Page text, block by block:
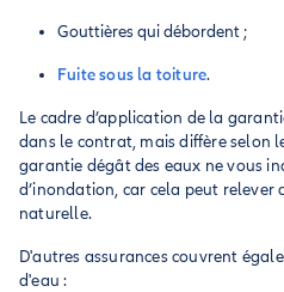
Gouttières qui débordent ;
Fuite sous la toiture.
Le cadre d’application de la
dans le contrat, mais diffère selon
garantie dégât des eaux ne vous
d’inondation, car cela peut
naturelle.
D'autres assurances couvrent
d'eau :